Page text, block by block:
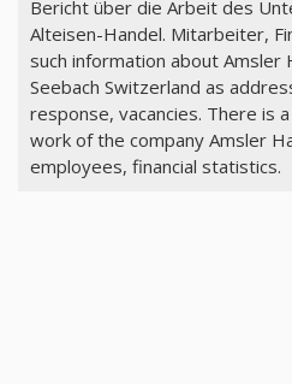
Bericht über die Arbeit des
Alteisen-Handel. Mitarbeiter,
such information about Amsler
Seebach Switzerland as
response, vacancies. There is
work of the company Amsler
employees, financial statistics.